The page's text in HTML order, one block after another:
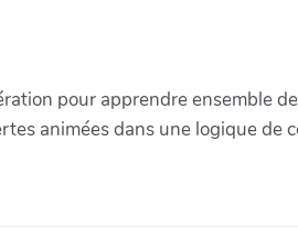
pour apprendre ensemble
animées dans une logique de